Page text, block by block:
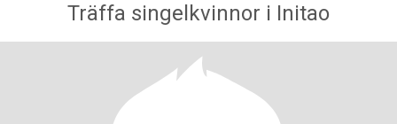
Träffa singelkvinnor i Initao